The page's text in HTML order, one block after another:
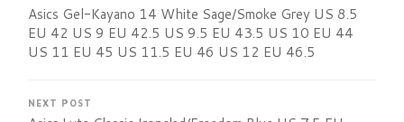
Asics Gel-Kayano 14 White Sage/Smoke Grey US 8.5
EU 42 US 9 EU 42.5 US 9.5 EU 43.5 US 10 EU 44
US 11 EU 45 US 11.5 EU 46 US 12 EU 46.5
NEXT POST